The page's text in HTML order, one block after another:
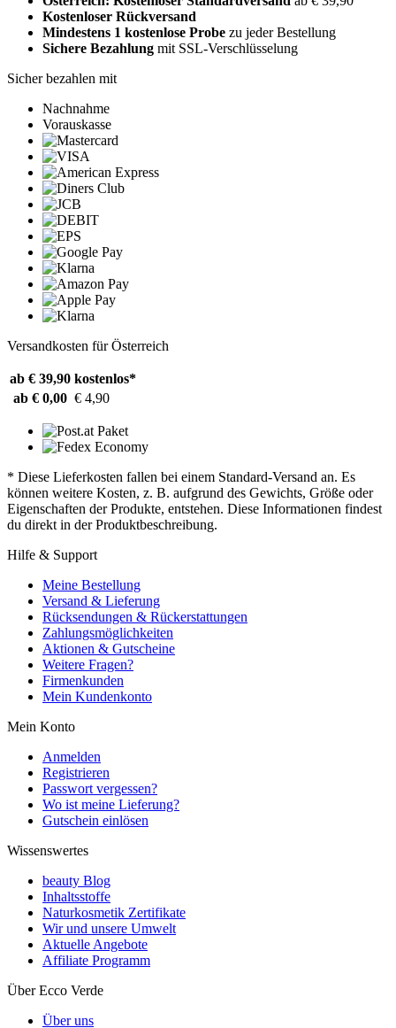
Kostenloser Rückversand
Mindestens 1 kostenlose Probe zu jeder Bestellung
Sichere Bezahlung mit SSL-Verschlüsselung
Sicher bezahlen mit
Nachnahme
Vorauskasse
Versandkosten für Österreich
ab € 39,90 kostenlos*
ab € 0,00 € 4,90
* Diese Lieferkosten fallen bei einem Standard-Versand an. Es
können weitere Kosten, z. B. aufgrund des Gewichts, Größe oder
Eigenschaften der Produkte, entstehen. Diese Informationen findest
du direkt in der Produktbeschreibung.
Hilfe & Support
Meine Bestellung
Versand & Lieferung
Rücksendungen & Rückerstattungen
Zahlungsmöglichkeiten
Aktionen & Gutscheine
Weitere Fragen?
Firmenkunden
Mein Kundenkonto
Mein Konto
Anmelden
Registrieren
Passwort vergessen?
Wo ist meine Lieferung?
Gutschein einlösen
Wissenswertes
beauty Blog
Inhaltsstoffe
Naturkosmetik Zertifikate
Wir und unsere Umwelt
Aktuelle Angebote
Affiliate Programm
Über Ecco Verde
Über uns